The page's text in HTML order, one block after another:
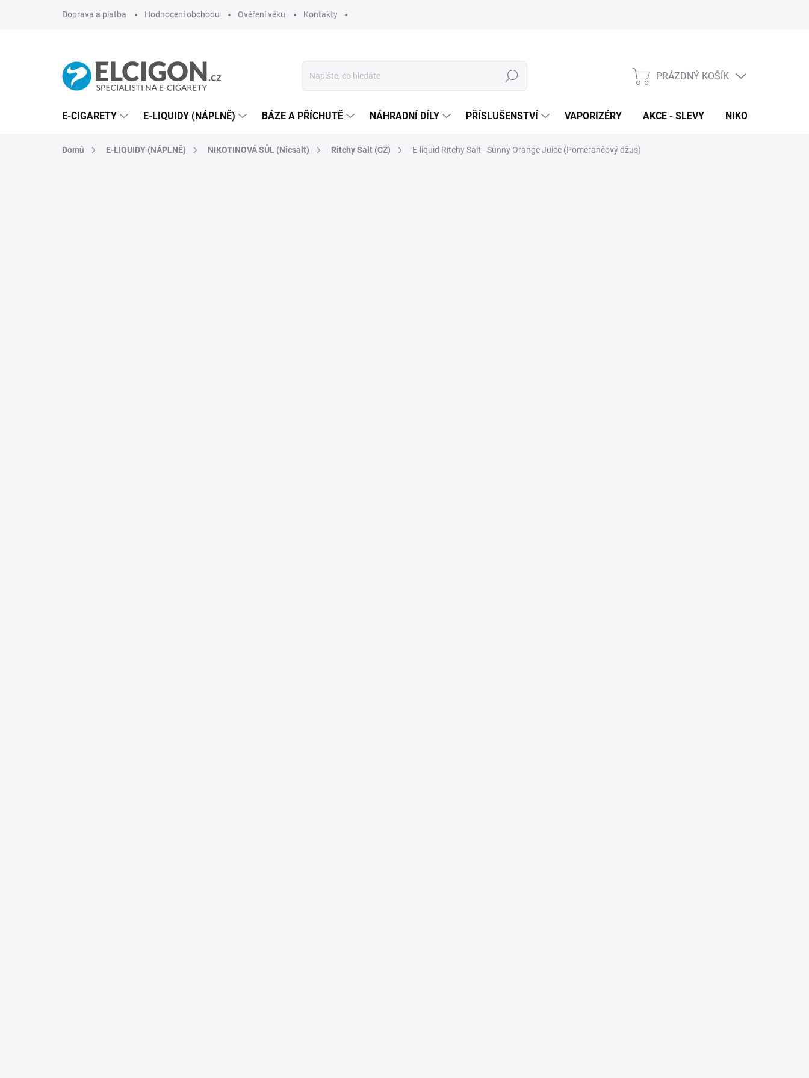
Doprava a platba Hodnocení obchodu Ověření věku Kontakty
Hledat
NÁKUPNÍ
PRÁZDNÝ KOŠÍK
E-CIGARETY E-LIQUIDY (NÁPLNĚ) BÁZE A PŘÍCHUTĚ NÁHRADNÍ DÍLY PŘÍSLUŠENSTVÍ VAPORIZÉRY AKCE - SLEVY NIKOTINOVÉ
Domů E-LIQUIDY (NÁPLNĚ) NIKOTINOVÁ SŮL (Nicsalt) Ritchy Salt (CZ) E-liquid Ritchy Salt - Sunny Orange Juice (Pomerančový džus)